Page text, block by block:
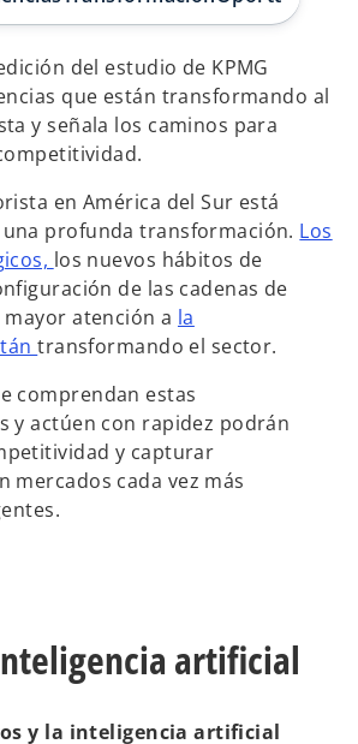
t
ñ
a
n
u
v
a
del estudio de KPMG
que están transformando al
y señala los caminos para
en América del Sur está
profunda transformación. Los
los nuevos hábitos de
de las cadenas de
atención a la
transformando el sector.
comprendan estas
y actúen con rapidez podrán
y capturar
mercados cada vez más
artificial
y la inteligencia artificial